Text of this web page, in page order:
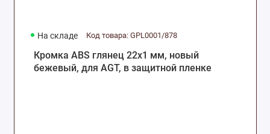
На складе Код товара: GPL0001/878
Кромка ABS глянец 22х1 мм, новый
бежевый, для AGT, в защитной пленке